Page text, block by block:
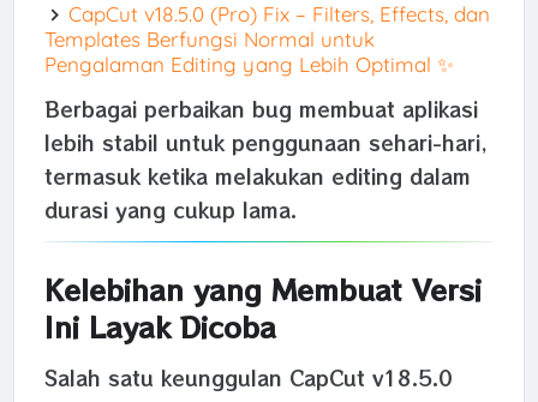
CapCut v18.5.0 (Pro) Fix – Filters, Effects, dan
Templates Berfungsi Normal untuk
Pengalaman Editing yang Lebih Optimal ✨
Berbagai perbaikan bug membuat aplikasi
lebih stabil untuk penggunaan sehari-hari,
termasuk ketika melakukan editing dalam
durasi yang cukup lama.
Kelebihan yang Membuat Versi
Ini Layak Dicoba
Salah satu keunggulan CapCut v18.5.0